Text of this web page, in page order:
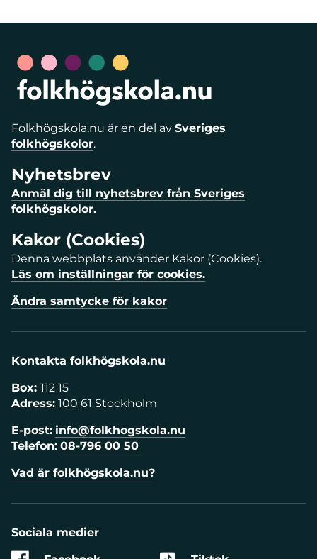
Folkhögskola.nu är en del av Sveriges
folkhögskolor.
Nyhetsbrev
Anmäl dig till nyhetsbrev från Sveriges
folkhögskolor.
Kakor (Cookies)
Denna webbplats använder Kakor (Cookies).
Läs om inställningar för cookies.
Ändra samtycke för kakor
Kontakta folkhögskola.nu
Box: 112 15
Adress: 100 61 Stockholm
E-post: info@folkhogskola.nu
Telefon: 08-796 00 50
Vad är folkhögskola.nu?
Sociala medier